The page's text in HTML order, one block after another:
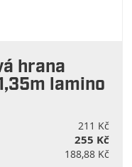
hrana
lamino
211 Kč
255 Kč
188,88 Kč